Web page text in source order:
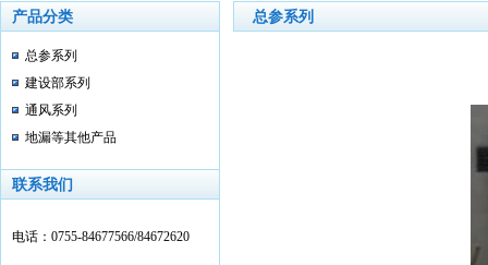
产品分类
总参系列
建设部系列
通风系列
地漏等其他产品
联系我们
电话： 0755-84677566/84672620
总参系列